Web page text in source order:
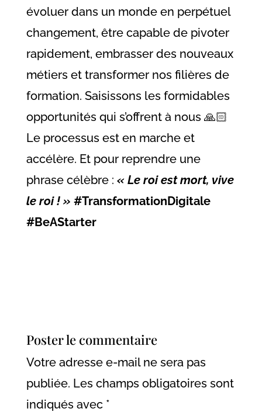
évoluer dans un monde en perpétuel
changement, être capable de pivoter
rapidement, embrasser des nouveaux
métiers et transformer nos filières de
formation. Saisissons les formidables
opportunités qui s’offrent à nous 🙏🏻
Le processus est en marche et
accélère. Et pour reprendre une
phrase célèbre : « Le roi est mort, vive
le roi ! » #TransformationDigitale
#BeAStarter
Poster le commentaire
Votre adresse e-mail ne sera pas
publiée. Les champs obligatoires sont
indiqués avec *